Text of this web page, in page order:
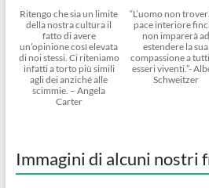
Ritengo che sia un limite
della nostra cultura il
fatto di avere
un’opinione così elevata
di noi stessi. Ci riteniamo
infatti a torto più simili
agli dei anziché alle
scimmie. – Angela
Carter
“L’uomo non
pace interiore
non imparerà ad
estendere la sua
compassione a
esseri viventi.”-
Schweitzer
Immagini di alcuni nostri